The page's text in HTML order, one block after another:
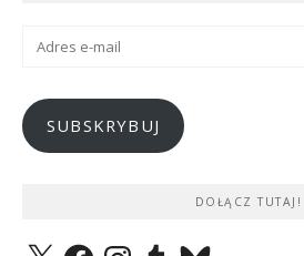
Adres
SUBSKRYBUJ
DOŁĄCZ TUTAJ!
X FacebookInstagramTumblrBluesky